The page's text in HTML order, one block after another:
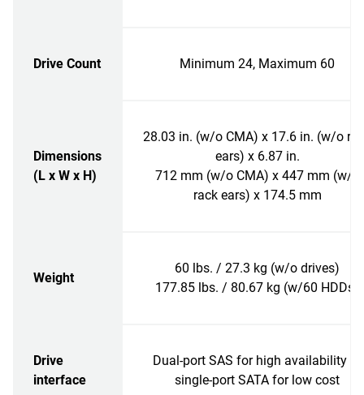
Drive Count Minimum 24, Maximum 60
Dimensions
(L x W x H)
28.03 in. (w/o CMA) x 17.6 in. (w/o
ears) x 6.87 in.
712 mm (w/o CMA) x 447 mm (w/o
rack ears) x 174.5 mm
Weight
60 lbs. / 27.3 kg (w/o drives)
177.85 lbs. / 80.67 kg (w/60 HDDs)
Drive
interface
Dual-port SAS for high availability or
single-port SATA for low cost